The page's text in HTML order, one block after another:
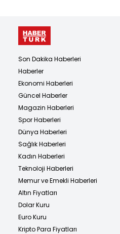
Son Dakika Haberleri
Haberler
Ekonomi Haberleri
Güncel Haberler
Magazin Haberleri
Spor Haberleri
Dünya Haberleri
Sağlık Haberleri
Kadın Haberleri
Teknoloji Haberleri
Memur ve Emekli Haberleri
Altın Fiyatları
Dolar Kuru
Euro Kuru
Kripto Para Fiyatları